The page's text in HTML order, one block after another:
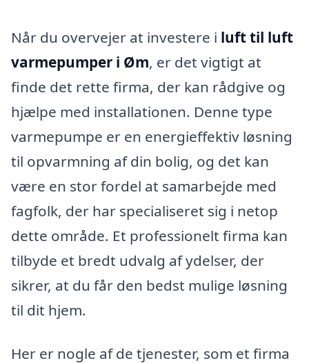
Når du overvejer at investere i luft til luft
varmepumper i Øm, er det vigtigt at
finde det rette firma, der kan rådgive og
hjælpe med installationen. Denne type
varmepumpe er en energieffektiv løsning
til opvarmning af din bolig, og det kan
være en stor fordel at samarbejde med
fagfolk, der har specialiseret sig i netop
dette område. Et professionelt firma kan
tilbyde et bredt udvalg af ydelser, der
sikrer, at du får den bedst mulige løsning
til dit hjem.
Her er nogle af de tjenester, som et firma